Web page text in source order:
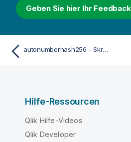
Geben Sie hier Ihr
autonumberhash256 - Skriptfunktion
Hilfe-Ressourcen
Qlik Hilfe-Videos
Qlik Developer